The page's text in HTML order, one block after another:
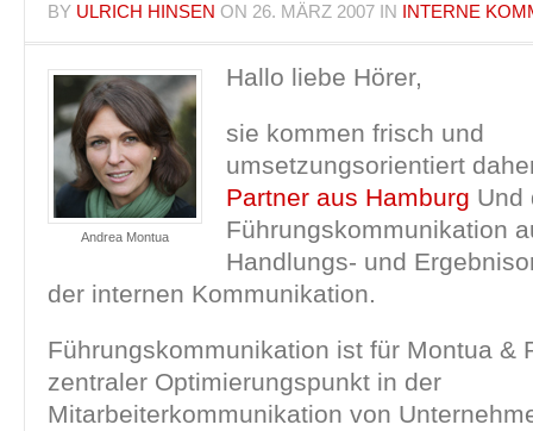
BY ULRICH HINSEN ON 26. MÄRZ 2007 IN INTERNE
Andrea Montua
Hallo liebe Hörer,
sie kommen frisch und
umsetzungsorientiert
Partner aus Hamburg Und
Führungskommunikation
Handlungs- und
der internen Kommunikation.
Führungskommunikation ist für Montua &
zentraler Optimierungspunkt in der
Mitarbeiterkommunikation von